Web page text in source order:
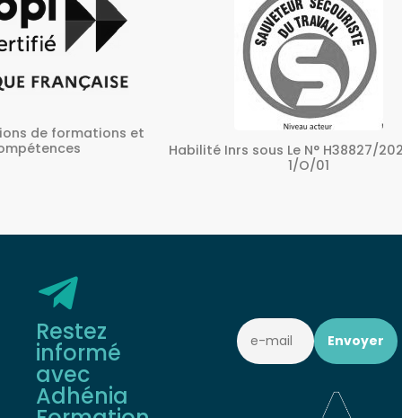
et
Habilité Inrs sous Le N° H38827/2022/SST-
Restez
informé
avec
Adhénia